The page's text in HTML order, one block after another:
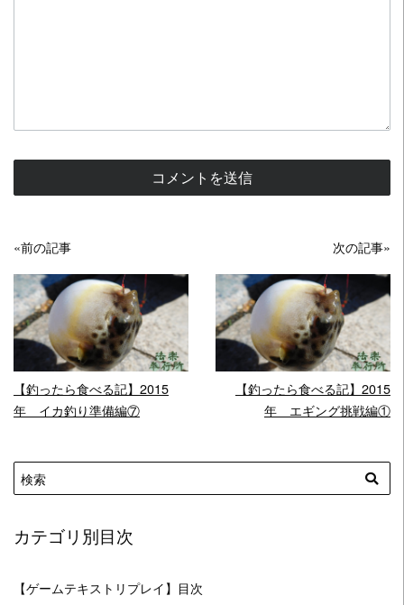
«前の記事
READ MORE
【釣ったら食べる記】2015
年 イカ釣り準備編⑦
次の記事»
READ MORE
【釣ったら食べる記】2015
年 エギング挑戦編①
カテゴリ別目次
【ゲームテキストリプレイ】目次